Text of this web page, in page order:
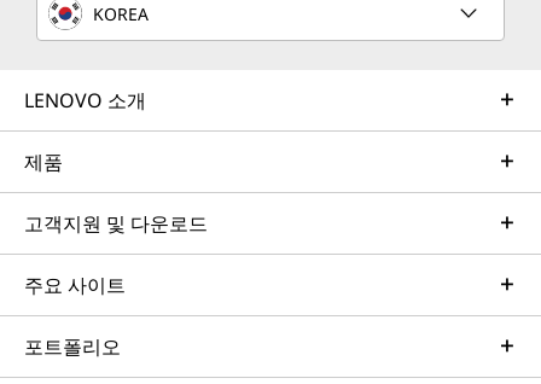
KOREA
LENOVO 소개
제품
고객지원 및 다운로드
주요 사이트
포트폴리오